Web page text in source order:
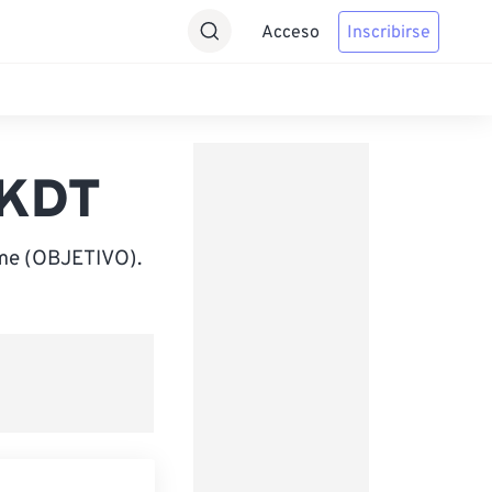
Acceso Inscribirse
(OBJETIVO).